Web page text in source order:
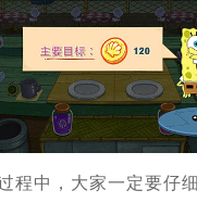
程中，大家一定要仔